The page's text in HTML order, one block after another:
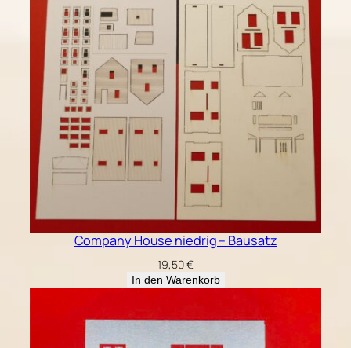
Company House niedrig – Bausatz
19,50€
In den Warenkorb